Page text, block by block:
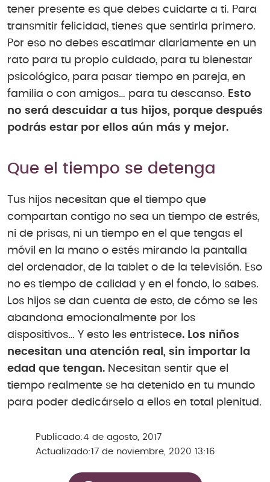
tener presente es que debes cuidarte a ti. Para
transmitir felicidad, tienes que sentirla primero.
Por eso no debes escatimar diariamente en un
rato para tu propio cuidado, para tu bienestar
psicológico, para pasar tiempo en pareja, en
familia o con amigos… para tu descanso. Esto
no será descuidar a tus hijos, porque después
podrás estar por ellos aún más y mejor.
Que el tiempo se detenga
Tus hijos necesitan que el tiempo que
compartan contigo no sea un tiempo de estrés,
ni de prisas, ni un tiempo en el que tengas el
móvil en la mano o estés mirando la pantalla
del ordenador, de la tablet o de la televisión. Eso
no es tiempo de calidad y en el fondo, lo sabes.
Los hijos se dan cuenta de esto, de cómo se les
abandona emocionalmente por los
dispositivos… Y esto les entristece. Los niños
necesitan una atención real, sin importar la
edad que tengan. Necesitan sentir que el
tiempo realmente se ha detenido en tu mundo
para poder dedicárselo a ellos en total plenitud.
Publicado:4 de agosto, 2017
Actualizado:17 de noviembre, 2020 13:16